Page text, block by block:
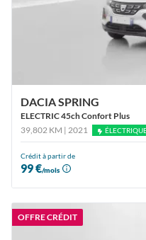
DACIA SPRING
ELECTRIC 45ch Confort Plus
39,802 KM | 2021
Crédit à partir de
99 €/mois
OFFRE CRÉDIT